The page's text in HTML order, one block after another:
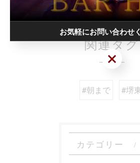
< 前のページ 一覧に戻る
関連タグ
#朝まで #堺
カテゴリー
お気軽にお問い合わせ
お気軽にお問い合わせ